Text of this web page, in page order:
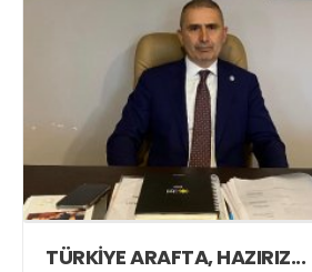
TÜRKİYE ARAFTA, HAZIRIZ...